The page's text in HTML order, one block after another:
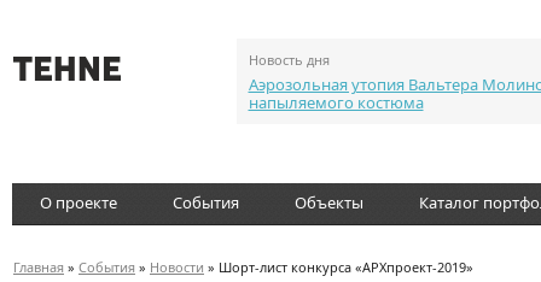
Новость дня
Аэрозольная утопия Вальтера
напыляемого костюма
О проекте События Объекты Каталог
Главная » События » Новости » Шорт-лист конкурса «АРХпроект-2019»